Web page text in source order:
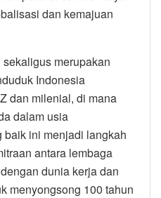
dan kemajuan
merupakan
Indonesia
dan milenial, di mana
dalam usia
baik ini menjadi langkah
antara lembaga
dunia kerja dan
menyongsong 100 tahun